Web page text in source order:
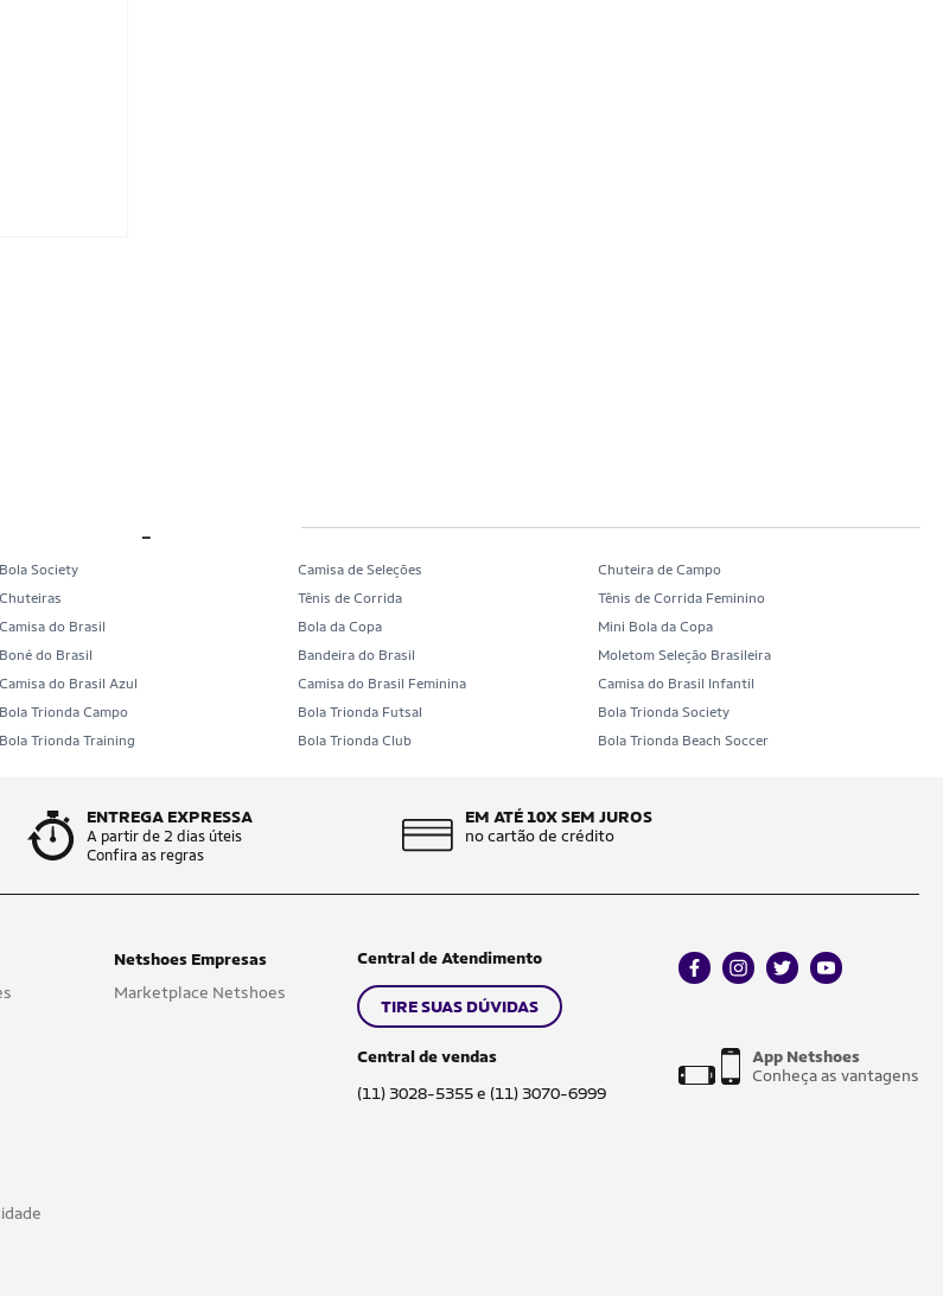
Bola Society Camisa de Seleções
Chuteira de Campo
Chuteiras Tênis de Corrida
Tênis de Corrida Feminino
Camisa do Brasil Bola da Copa
Mini Bola da Copa
Boné do Brasil Bandeira do Brasil
Moletom Seleção Brasileira
Camisa do Brasil Azul Camisa do Brasil Feminina
Camisa do Brasil Infantil
Bola Trionda Campo Bola Trionda Futsal
Bola Trionda Society
Bola Trionda Training Bola Trionda Club Bola Trionda Beach Soccer
ENTREGA EXPRESSA
A partir de 2 dias úteis
Confira as regras
EM ATÉ 10X SEM JUROS
no cartão de crédito
Netshoes Empresas
Marketplace Netshoes
Central de Atendimento
TIRE SUAS DÚVIDAS
Central de vendas
(11) 3028-5355 e (11) 3070-6999
facebookinstagram
twitteryoutube
App Netshoes
Conheça as vantagens